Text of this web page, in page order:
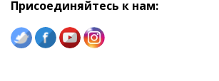
Присоединяйтесь к нам: